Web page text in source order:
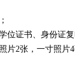
位证书、身份证复
片2张，一寸照片4